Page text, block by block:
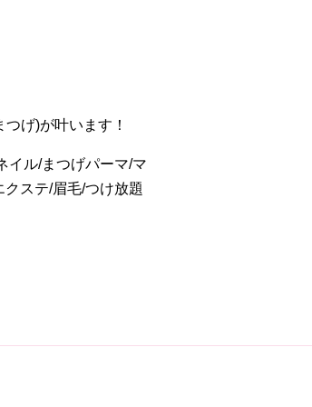
げ)が叶います！
イル/まつげパーマ/マ
ステ/眉毛/つけ放題